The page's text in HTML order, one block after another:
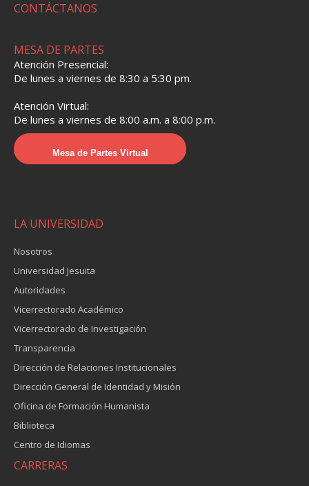
CONTÁCTANOS
MESA DE PARTES
Atención Presencial:
De lunes a viernes de 8:30 a 5:30 pm.
Atención Virtual:
De lunes a viernes de 8:00 a.m. a 8:00 p.m.
Mesa de Partes Virtual
LA UNIVERSIDAD
Nosotros
Universidad Jesuita
Autoridades
Vicerrectorado Académico
Vicerrectorado de Investigación
Transparencia
Dirección de Relaciones Institucionales
Dirección General de Identidad y Misión
Oficina de Formación Humanista
Biblioteca
Centro de Idiomas
CARRERAS